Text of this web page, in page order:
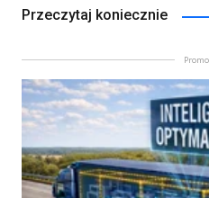
Przeczytaj koniecznie